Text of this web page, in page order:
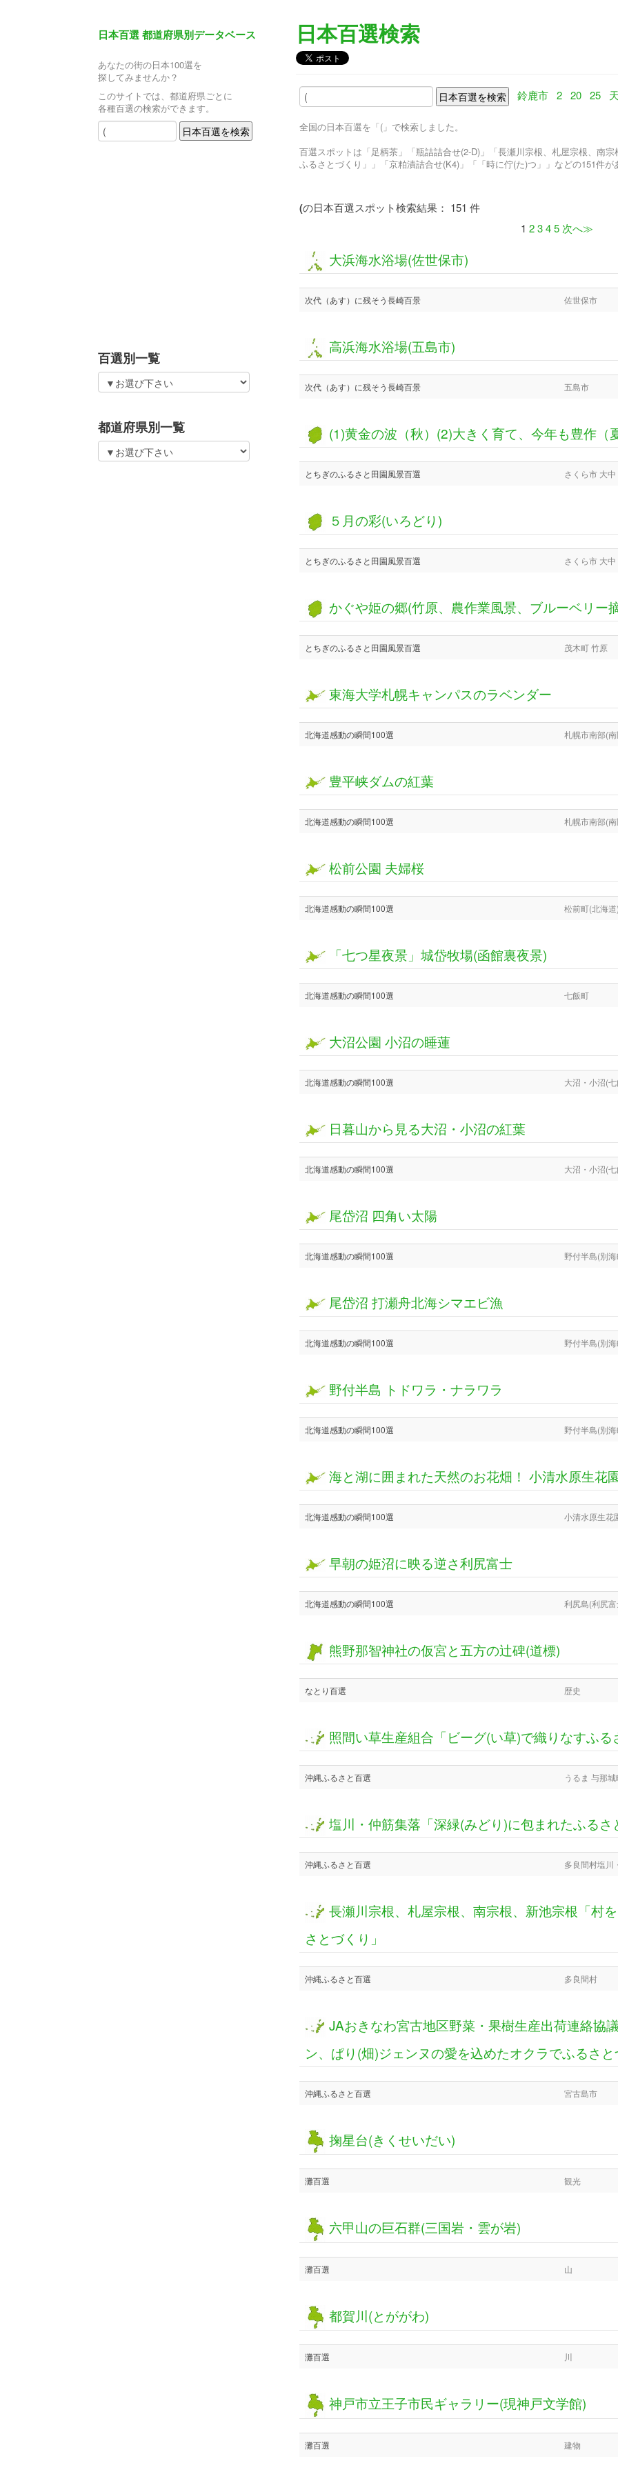
日本百選 都道府県別データベース
あなたの街の日本100選を
探してみませんか？
このサイトでは、都道府県ごとに
各種百選の検索ができます。
百選別一覧
都道府県別一覧
日本百選検索
鈴鹿市 2 20 25
全国の日本百選を「(」で検索しました。
百選スポットは「足柄茶」「瓶詰詰合せ(2-D)」「長瀬川宗根、札屋宗根、南
ふるさとづくり」」「京粕漬詰合せ(K4)」「「時に佇(た)つ」」などの151件が
(の日本百選スポット検索結果： 151 件
12 3 4 5 次へ≫
大浜海水浴場(佐世保市)
次代（あす）に残そう長崎百景 佐世保市
高浜海水浴場(五島市)
次代（あす）に残そう長崎百景 五島市
(1)黄金の波（秋）(2)大きく育て、今年も豊作（
とちぎのふるさと田園風景百選 さくら市 大中
５月の彩(いろどり)
とちぎのふるさと田園風景百選 さくら市 大中
かぐや姫の郷(竹原、農作業風景、ブルーベリー
とちぎのふるさと田園風景百選 茂木町 竹原
東海大学札幌キャンパスのラベンダー
北海道感動の瞬間100選 札幌市南部(南
豊平峡ダムの紅葉
北海道感動の瞬間100選 札幌市南部(南
松前公園 夫婦桜
北海道感動の瞬間100選 松前町(北海道)
「七つ星夜景」城岱牧場(函館裏夜景)
北海道感動の瞬間100選 七飯町
大沼公園 小沼の睡蓮
北海道感動の瞬間100選 大沼・小沼(
日暮山から見る大沼・小沼の紅葉
北海道感動の瞬間100選 大沼・小沼(
尾岱沼 四角い太陽
北海道感動の瞬間100選 野付半島(別
尾岱沼 打瀬舟北海シマエビ漁
北海道感動の瞬間100選 野付半島(別
野付半島 トドワラ・ナラワラ
北海道感動の瞬間100選 野付半島(別
海と湖に囲まれた天然のお花畑！ 小清水原生花
北海道感動の瞬間100選 小清水原生花
早朝の姫沼に映る逆さ利尻富士
北海道感動の瞬間100選 利尻島(利尻
熊野那智神社の仮宮と五方の辻碑(道標)
なとり百選 歴史
照間い草生産組合「ビーグ(い草)で織りなすふる
沖縄ふるさと百選 うるま 与那
塩川・仲筋集落「深緑(みどり)に包まれたふるさ
沖縄ふるさと百選 多良間村塩川
さとづくり」
沖縄ふるさと百選 多良間村
ン、ぱり(畑)ジェンヌの愛を込めたオクラでふるさと
沖縄ふるさと百選 宮古島市
掬星台(きくせいだい)
灘百選 観光
六甲山の巨石群(三国岩・雲が岩)
灘百選 山
都賀川(とががわ)
灘百選 川
神戸市立王子市民ギャラリー(現神戸文学館)
灘百選 建物